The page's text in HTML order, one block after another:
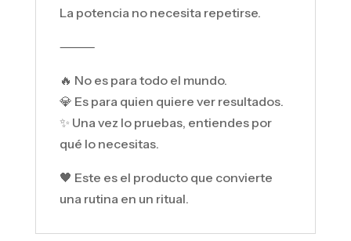
La potencia no necesita repetirse.
⸻
🔥 No es para todo el mundo.
💎 Es para quien quiere ver resultados.
✨ Una vez lo pruebas, entiendes por
qué lo necesitas.
🖤 Este es el producto que convierte
una rutina en un ritual.